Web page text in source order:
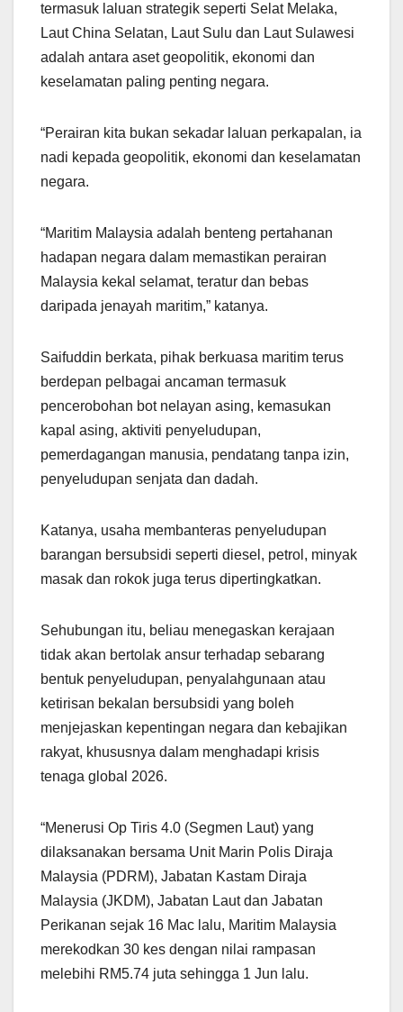
termasuk laluan strategik seperti Selat Melaka,
Laut China Selatan, Laut Sulu dan Laut Sulawesi
adalah antara aset geopolitik, ekonomi dan
keselamatan paling penting negara.
“Perairan kita bukan sekadar laluan perkapalan, ia
nadi kepada geopolitik, ekonomi dan keselamatan
negara.
“Maritim Malaysia adalah benteng pertahanan
hadapan negara dalam memastikan perairan
Malaysia kekal selamat, teratur dan bebas
daripada jenayah maritim,” katanya.
Saifuddin berkata, pihak berkuasa maritim terus
berdepan pelbagai ancaman termasuk
pencerobohan bot nelayan asing, kemasukan
kapal asing, aktiviti penyeludupan,
pemerdagangan manusia, pendatang tanpa izin,
penyeludupan senjata dan dadah.
Katanya, usaha membanteras penyeludupan
barangan bersubsidi seperti diesel, petrol, minyak
masak dan rokok juga terus dipertingkatkan.
Sehubungan itu, beliau menegaskan kerajaan
tidak akan bertolak ansur terhadap sebarang
bentuk penyeludupan, penyalahgunaan atau
ketirisan bekalan bersubsidi yang boleh
menjejaskan kepentingan negara dan kebajikan
rakyat, khususnya dalam menghadapi krisis
tenaga global 2026.
“Menerusi Op Tiris 4.0 (Segmen Laut) yang
dilaksanakan bersama Unit Marin Polis Diraja
Malaysia (PDRM), Jabatan Kastam Diraja
Malaysia (JKDM), Jabatan Laut dan Jabatan
Perikanan sejak 16 Mac lalu, Maritim Malaysia
merekodkan 30 kes dengan nilai rampasan
melebihi RM5.74 juta sehingga 1 Jun lalu.